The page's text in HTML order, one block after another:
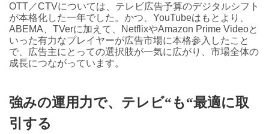
OTT／CTVについては、テレビ広告予算のデジタルシフト
が本格化した一年でした。かつ、YouTubeはもとより、
ABEMA、TVerに加えて、NetflixやAmazon Prime Videoと
いった有力なプレイヤーが広告市場に本格参入したこと
で、広告主にとっての選択肢が一気に広がり、市場全体の
成長につながっています。
強みの運用力で、テレビ“も“最適に取
引する